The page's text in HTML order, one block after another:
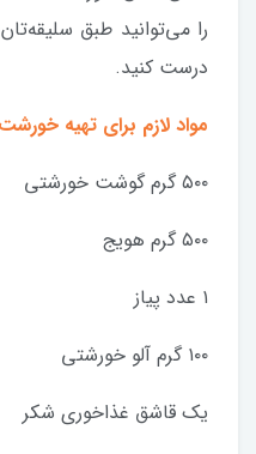
را می‌توانید طبق
درست کنید.
مواد لازم برای تهیه
۵۰۰ گرم گوشت خورشتی
۵۰۰ گرم هویج
۱ عدد پیاز
۱۰۰ گرم آلو خورشتی
یک قاشق غذاخوری شکر